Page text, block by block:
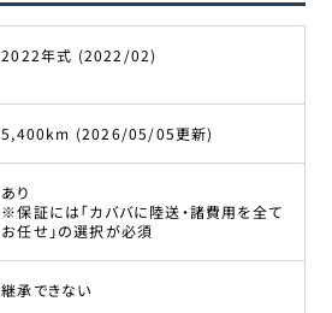
2022年式 (2022/02)
5,400km (2026/05/05更新)
あり
※保証には「カババに陸送・諸費用を全て
お任せ」の選択が必須
継承できない